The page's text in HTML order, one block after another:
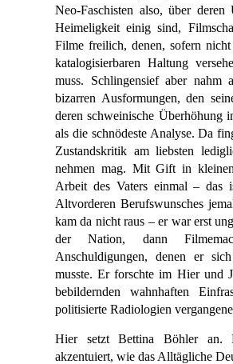
Neo-Faschisten also, über
Heimeligkeit einig sind,
Filme freilich, denen, sofern
katalogisierbaren Haltung
muss. Schlingensief aber nahm
bizarren Ausformungen, den
deren schweinische Überhöhung
als die schnödeste Analyse. Da
Zustandskritik am liebsten
nehmen mag. Mit Gift in
Arbeit des Vaters einmal – das
Altvorderen Berufswunsches
kam da nicht raus – er war erst
der Nation, dann
Anschuldigungen, denen er
musste. Er forschte im Hier und
bebildernden wahnhaften
politisierte Radiologien
Hier setzt Bettina Böhler an.
akzentuiert, wie das Alltägliche